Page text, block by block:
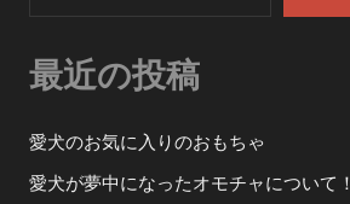
ジ
送
り
最近の投稿
愛犬のお気に入りのおもちゃ
愛犬が夢中になったオモチャについて！